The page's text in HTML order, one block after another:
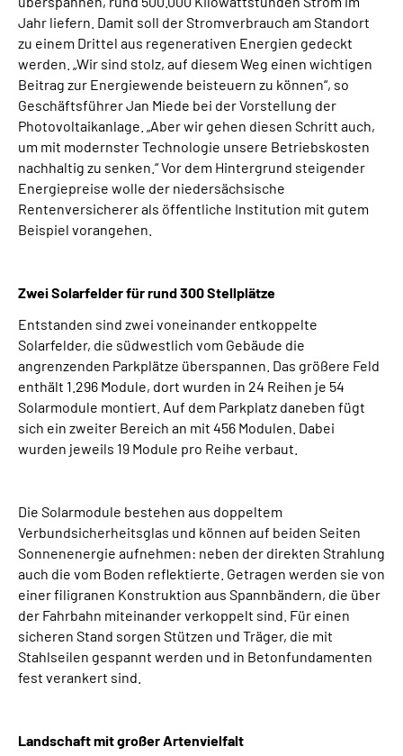
Jahr liefern. Damit soll der Stromverbrauch am Standort
zu einem Drittel aus regenerativen Energien gedeckt
werden. „Wir sind stolz, auf diesem Weg einen wichtigen
Beitrag zur Energiewende beisteuern zu können“, so
Geschäftsführer Jan Miede bei der Vorstellung der
Photovoltaikanlage. „Aber wir gehen diesen Schritt auch,
um mit modernster Technologie unsere Betriebskosten
nachhaltig zu senken.“ Vor dem Hintergrund steigender
Energiepreise wolle der niedersächsische
Rentenversicherer als öffentliche Institution mit gutem
Beispiel vorangehen.
Zwei Solarfelder für rund 300 Stellplätze
Entstanden sind zwei voneinander entkoppelte
Solarfelder, die südwestlich vom Gebäude die
angrenzenden Parkplätze überspannen. Das größere Feld
enthält 1.296 Module, dort wurden in 24 Reihen je 54
Solarmodule montiert. Auf dem Parkplatz daneben fügt
sich ein zweiter Bereich an mit 456 Modulen. Dabei
wurden jeweils 19 Module pro Reihe verbaut.
Die Solarmodule bestehen aus doppeltem
Verbundsicherheitsglas und können auf beiden Seiten
Sonnenenergie aufnehmen: neben der direkten Strahlung
auch die vom Boden reflektierte. Getragen werden sie von
einer filigranen Konstruktion aus Spannbändern, die über
der Fahrbahn miteinander verkoppelt sind. Für einen
sicheren Stand sorgen Stützen und Träger, die mit
Stahlseilen gespannt werden und in Betonfundamenten
fest verankert sind.
Landschaft mit großer Artenvielfalt